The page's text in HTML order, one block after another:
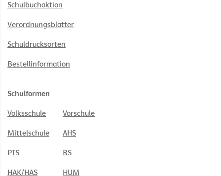
Schulbuchaktion
Verordnungsblätter
Schuldrucksorten
Bestellinformation
Schulformen
Volksschule Vorschule
Mittelschule AHS
PTS BS
HAK/HAS HUM